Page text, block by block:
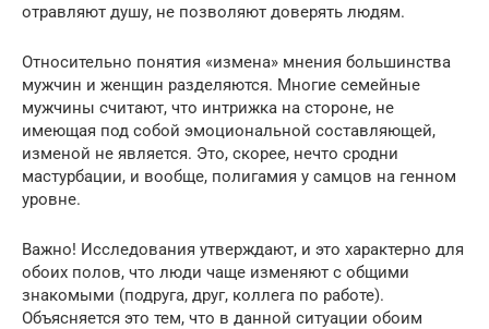
отравляют душу, не позволяют доверять людям.
Относительно понятия «измена» мнения большинства
мужчин и женщин разделяются. Многие семейные
мужчины считают, что интрижка на стороне, не
имеющая под собой эмоциональной составляющей,
изменой не является. Это, скорее, нечто сродни
мастурбации, и вообще, полигамия у самцов на генном
уровне.
Важно! Исследования утверждают, и это характерно для
обоих полов, что люди чаще изменяют с общими
знакомыми (подруга, друг, коллега по работе).
Объясняется это тем, что в данной ситуации обоим